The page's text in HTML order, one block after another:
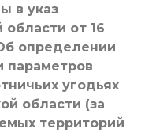
в указ
области от 16
определении
параметров
угодьях
области (за
территорий